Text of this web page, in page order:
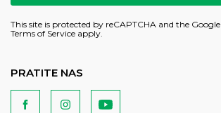
This site is protected by reCAPTCHA and the Google
Terms of Service apply.
PRATITE NAS